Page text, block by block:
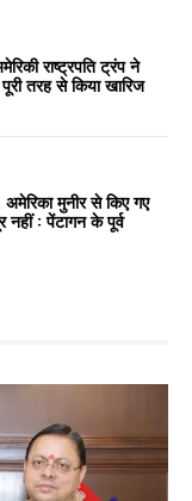
राष्ट्रपति ट्रंप ने
तरह से किया खारिज
मुनीर से किए गए
नहीं : पेंटागन के पूर्व